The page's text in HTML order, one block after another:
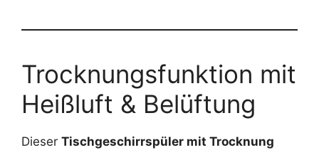
Trocknungsfunktion mit
Heißluft & Belüftung
Dieser Tischgeschirrspüler mit Trocknung